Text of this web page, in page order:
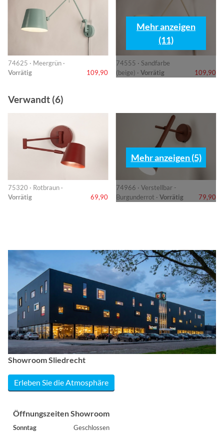
74625 · Meergrün ·
Vorrätig
109,90
74555 · Sandfarbe
(beige) · Vorrätig 109,90
Mehr anzeigen
(11)
Verwandt (6)
75320 · Rotbraun ·
Vorrätig
69,90
74966 · Verstellbar -
Burgunderrot · Vorrätig 79,90
Mehr anzeigen (5)
Showroom Sliedrecht
Erleben Sie die Atmosphäre
Öffnungszeiten Showroom
Sonntag
Geschlossen